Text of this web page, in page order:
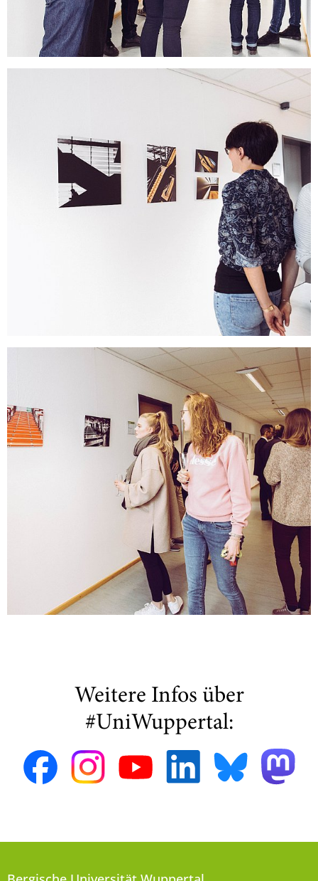
Weitere Infos über
#UniWuppertal: